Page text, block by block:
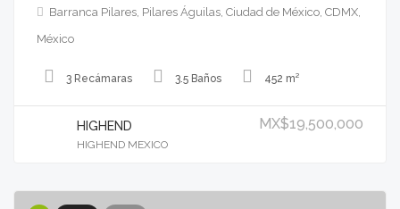
Barranca Pilares, Pilares Águilas, Ciudad de México, CDMX,
México
3 Recámaras 3.5 Baños 452 m²
HIGHEND
HIGHEND MEXICO
MX$19,500,000